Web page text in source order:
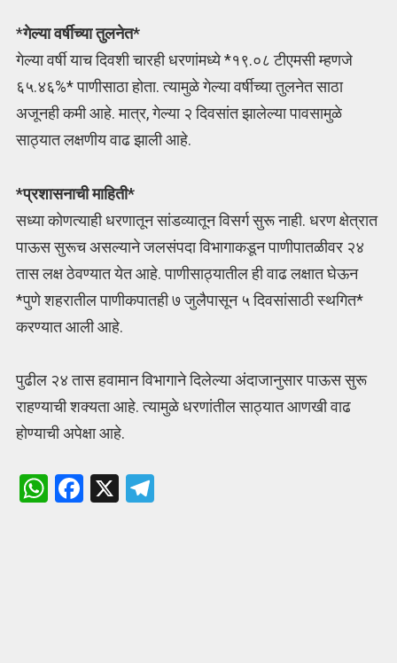
*गेल्या वर्षीच्या तुलनेत*
गेल्या वर्षी याच दिवशी चारही धरणांमध्ये *१९.०८ टीएमसी म्हणजे
६५.४६%* पाणीसाठा होता. त्यामुळे गेल्या वर्षीच्या तुलनेत साठा
अजूनही कमी आहे. मात्र, गेल्या २ दिवसांत झालेल्या पावसामुळे
साठ्यात लक्षणीय वाढ झाली आहे.
*प्रशासनाची माहिती*
सध्या कोणत्याही धरणातून सांडव्यातून विसर्ग सुरू नाही. धरण क्षेत्रात
पाऊस सुरूच असल्याने जलसंपदा विभागाकडून पाणीपातळीवर २४
तास लक्ष ठेवण्यात येत आहे. पाणीसाठ्यातील ही वाढ लक्षात घेऊन
*पुणे शहरातील पाणीकपातही ७ जुलैपासून ५ दिवसांसाठी स्थगित*
करण्यात आली आहे.
पुढील २४ तास हवामान विभागाने दिलेल्या अंदाजानुसार पाऊस सुरू
राहण्याची शक्यता आहे. त्यामुळे धरणांतील साठ्यात आणखी वाढ
होण्याची अपेक्षा आहे.
W F X T